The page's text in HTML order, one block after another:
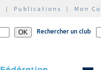
| Publications | Mon
Rechercher un club